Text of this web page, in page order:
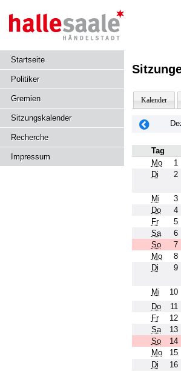
Startseite
Politiker
Gremien
Sitzungskalender
Recherche
Impressum
Kalender
Tag
Mo
1
Di
2
Mi
3
Do
4
Fr
5
Sa
6
So
7
Mo
8
Di
9
Mi
10
Do
11
Fr
12
Sa
13
So
14
Mo
15
Di
16